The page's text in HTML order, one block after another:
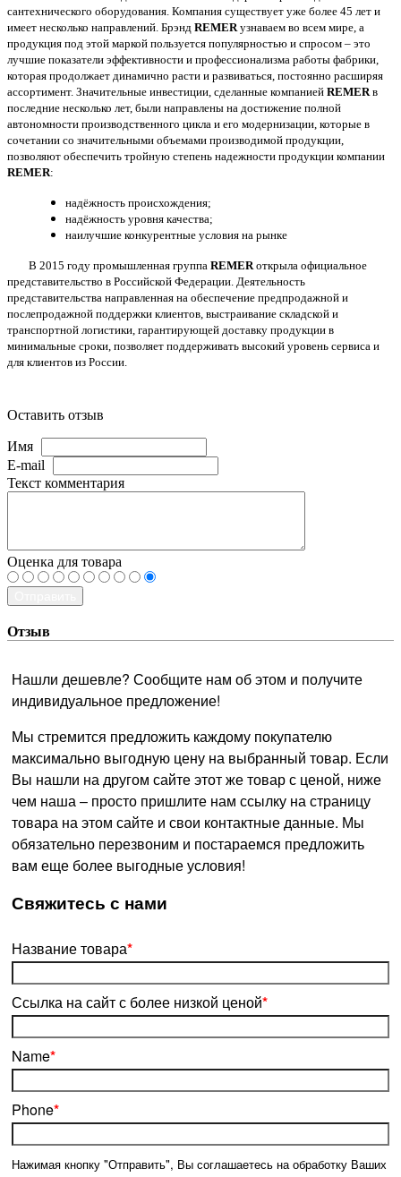
сантехнического оборудования. Компания существует уже более 45 лет и
имеет несколько направлений. Брэнд REMER узнаваем во всем мире, а
продукция под этой маркой пользуется популярностью и спросом – это
лучшие показатели эффективности и профессионализма работы фабрики,
которая продолжает динамично расти и развиваться, постоянно расширяя
ассортимент. Значительные инвестиции, сделанные компанией REMER в
последние несколько лет, были направлены на достижение полной
автономности производственного цикла и его модернизации, которые в
сочетании со значительными объемами производимой продукции,
позволяют обеспечить тройную степень надежности продукции компании
REMER:
надёжность происхождения;
надёжность уровня качества;
наилучшие конкурентные условия на рынке
В 2015 году промышленная группа REMER открыла официальное
представительство в Российской Федерации. Деятельность
представительства направленная на обеспечение предпродажной и
послепродажной поддержки клиентов, выстраивание складской и
транспортной логистики, гарантирующей доставку продукции в
минимальные сроки, позволяет поддерживать высокий уровень сервиса и
для клиентов из России.
Оставить отзыв
Имя
E-mail
Текст комментария
Оценка для товара
Отзыв
Нашли дешевле? Сообщите нам об этом и получите
индивидуальное предложение!
Мы стремится предложить каждому покупателю
максимально выгодную цену на выбранный товар. Если
Вы нашли на другом сайте этот же товар с ценой, ниже
чем наша – просто пришлите нам ссылку на страницу
товара на этом сайте и свои контактные данные. Мы
обязательно перезвоним и постараемся предложить
вам еще более выгодные условия!
­Свяжитесь с нами
Название товара*
Ссылка на сайт с более низкой ценой*
Name*
Phone*
Нажимая кнопку "Отправить", Вы соглашаетесь на обработку Ваших